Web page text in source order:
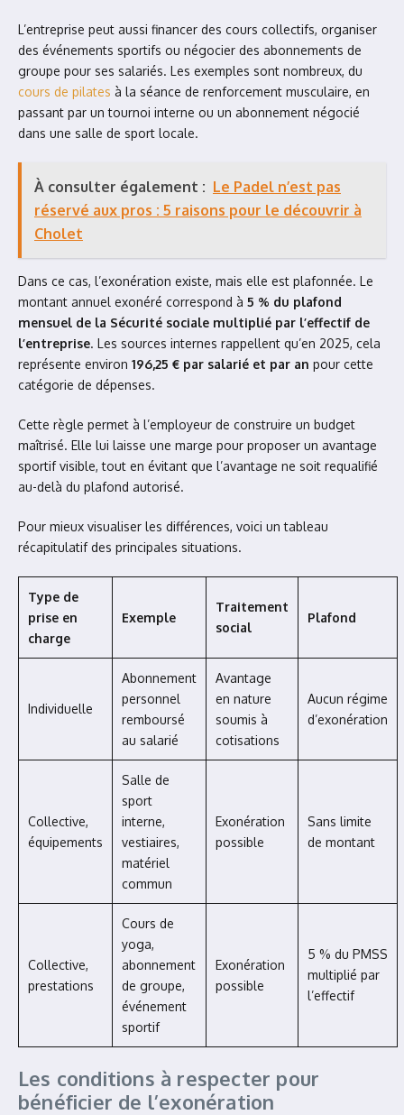
L’entreprise peut aussi financer des cours collectifs, organiser
des événements sportifs ou négocier des abonnements de
groupe pour ses salariés. Les exemples sont nombreux, du
cours de pilates à la séance de renforcement musculaire, en
passant par un tournoi interne ou un abonnement négocié
dans une salle de sport locale.
À consulter également : Le Padel n’est pas
réservé aux pros : 5 raisons pour le découvrir à
Cholet
Dans ce cas, l’exonération existe, mais elle est plafonnée. Le
montant annuel exonéré correspond à 5 % du plafond
mensuel de la Sécurité sociale multiplié par l’effectif de
l’entreprise. Les sources internes rappellent qu’en 2025, cela
représente environ 196,25 € par salarié et par an pour cette
catégorie de dépenses.
Cette règle permet à l’employeur de construire un budget
maîtrisé. Elle lui laisse une marge pour proposer un avantage
sportif visible, tout en évitant que l’avantage ne soit requalifié
au-delà du plafond autorisé.
Pour mieux visualiser les différences, voici un tableau
récapitulatif des principales situations.
Type de
prise en
charge
Exemple
Traitement
social
Plafond
Individuelle
Abonnement
personnel
remboursé
au salarié
Avantage
en nature
soumis à
cotisations
Aucun régime
d’exonération
Collective,
équipements
Salle de
sport
interne,
vestiaires,
matériel
commun
Exonération
possible
Sans limite
de montant
Collective,
prestations
Cours de
yoga,
abonnement
de groupe,
événement
sportif
Exonération
possible
5 % du PMSS
multiplié par
l’effectif
Les conditions à respecter pour
bénéficier de l’exonération